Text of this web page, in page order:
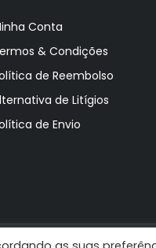
Conta
& Condições
de Reembolso
de Litígios
de Envio